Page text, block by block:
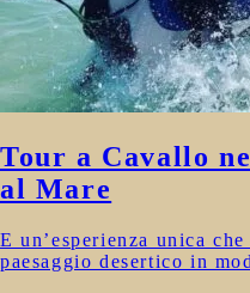
Tour a Cavallo
al Mare
E un’esperienza unica
paesaggio desertico in